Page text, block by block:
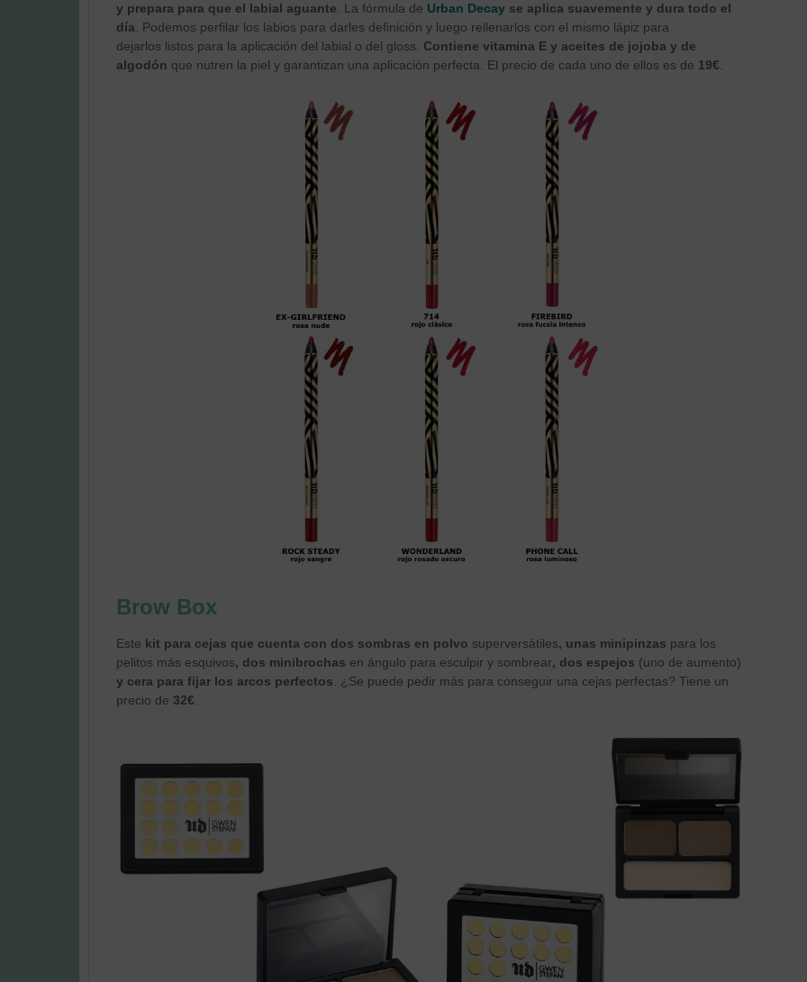
y prepara para que el labial aguante. La fórmula de Urban Decay se aplica suavemente y dura todo el
día. Podemos perfilar los labios para darles definición y luego rellenarlos con el mismo lápiz para
dejarlos listos para la aplicación del labial o del gloss. Contiene vitamina E y aceites de jojoba y de
algodón que nutren la piel y garantizan una aplicación perfecta. El precio de cada uno de ellos es de 19€.
Brow Box
Este kit para cejas que cuenta con dos sombras en polvo superversátiles, unas minipinzas para los
pelitos más esquivos, dos minibrochas en ángulo para esculpir y sombrear, dos espejos (uno de aumento)
y cera para fijar los arcos perfectos. ¿Se puede pedir más para conseguir una cejas perfectas? Tiene un
precio de 32€.